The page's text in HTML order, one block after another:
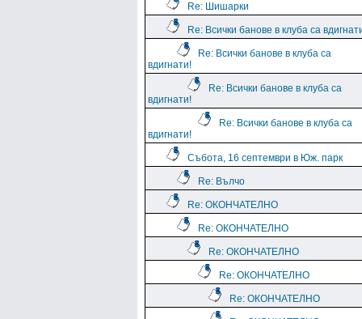
Re: Шишарки
Re: Всички банове в клуба са
Re: Всички банове в клуба са
вдигнати!
Re: Всички банове в клуба са
вдигнати!
Re: Всички банове в клуба са
вдигнати!
Събота, 16 септември в Юж. парк
Re: Вълчо
Re: ОКОНЧАТЕЛНО
Re: ОКОНЧАТЕЛНО
Re: ОКОНЧАТЕЛНО
Re: ОКОНЧАТЕЛНО
Re: ОКОНЧАТЕЛНО